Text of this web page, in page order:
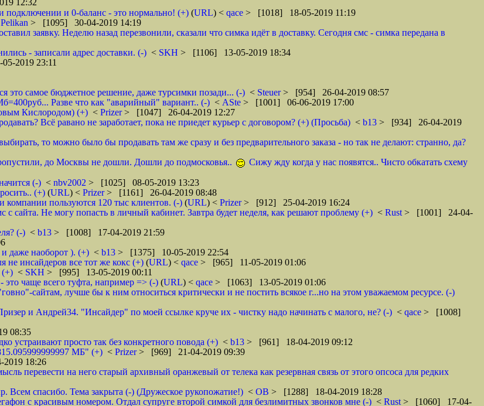
12:32
подключении и 0-баланс - это нормально! (+) (URL) < qace > [1018] 18-05-2019 11:19
Pelikan > [1095] 30-04-2019 14:19
заявку. Неделю назад перезвонили, сказали что симка идёт в доставку. Сегодня смс - симка передана в
- записали адрес доставки. (-) < SKH > [1106] 13-05-2019 18:34
2019 23:11
это самое бюджетное решение, даже турсимки позади... (-) < Steuer> [954] 26-04-2019 08:57
Разве что как "аварийный" вариант.. (-) < ASte > [1001] 06-06-2019 17:00
Кислородом) (+) < Prizer> [1047] 26-04-2019 12:27
Всё равано не заработает, пока не приедет курьер с договором? (+) (Просьба) < b13 > [934] 26-04-2019
то можно было бы продавать там же сразу и без предварительного заказа - но так не делают: странно, да?
до Москвы не дошли. Дошли до подмосковья..
Сижу жду когда у нас появятся.. Чисто обкатать схему
(-) < nbv2002 > [1025] 08-05-2019 13:23
(+) (URL) < Prizer> [1161] 26-04-2019 08:48
компании пользуются 120 тыс клиентов. (-) (URL) < Prizer> [912] 25-04-2019 16:24
сайта. Не могу попасть в личный кабинет. Завтра будет неделя, как решают проблему (+) < Rust > [1001] 24-04-
(-) < b13 > [1008] 17-04-2019 21:59
даже наоборот ). (+) < b13 > [1375] 10-05-2019 22:54
не инсайдеров все тот же кокс (+) (URL) < qace > [965] 11-05-2019 01:06
(+) < SKH > [995] 13-05-2019 00:11
чаще всего туфта, например => (-) (URL) < qace > [1063] 13-05-2019 01:06
сайтам, лучше бы к ним относиться критически и не постить всякое г...но на этом уважаемом ресурсе. (-)
и Андрей34. "Инсайдер" по моей ссылке круче их - чистку надо начинать с малого, не? (-) < qace > [1008]
08:35
устраивают просто так без конкретного повода (+) < b13 > [961] 18-04-2019 09:12
МБ" (+) < Prizer> [969] 21-04-2019 09:39
18:26
перевести на него старый архивный оранжевый от телека как резервная связь от этого опсоса для редких
Всем спасибо. Тема закрыта (-) (Дружеское рукопожатие!) < ОВ > [1288] 18-04-2019 18:28
с красивым номером. Отдал супруге второй симкой для безлимитных звонков мне (-) < Rust > [1060] 17-04-